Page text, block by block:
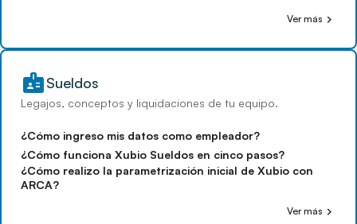
Ver más chevron_right
badgeSueldos
Legajos, conceptos y liquidaciones de tu equipo.
¿Cómo ingreso mis datos como empleador?
¿Cómo funciona Xubio Sueldos en cinco pasos?
¿Cómo realizo la parametrización inicial de Xubio con
ARCA?
Ver más chevron_right